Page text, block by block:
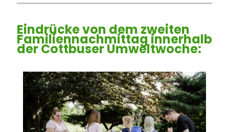
Eindrücke von dem zweiten
Familiennachmittag innerhalb
der Cottbuser Umweltwoche: